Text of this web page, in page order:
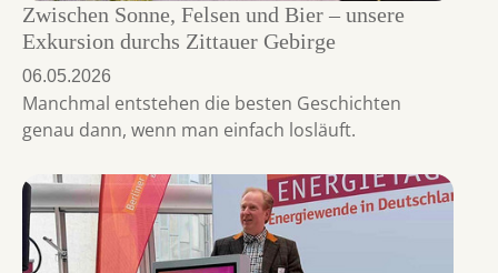
Zwischen Sonne, Felsen und Bier – unsere
Exkursion durchs Zittauer Gebirge
06.05.2026
Manchmal entstehen die besten Geschichten
genau dann, wenn man einfach losläuft.